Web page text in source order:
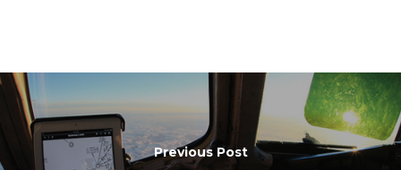
Previous Post